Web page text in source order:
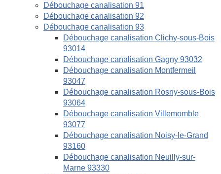
Débouchage canalisation 91
Débouchage canalisation 92
Débouchage canalisation 93
Débouchage canalisation Clichy-sous-Bois
93014
Débouchage canalisation Gagny 93032
Débouchage canalisation Montfermeil
93047
Débouchage canalisation Rosny-sous-Bois
93064
Débouchage canalisation Villemomble
93077
Débouchage canalisation Noisy-le-Grand
93160
Débouchage canalisation Neuilly-sur-
Marne 93330